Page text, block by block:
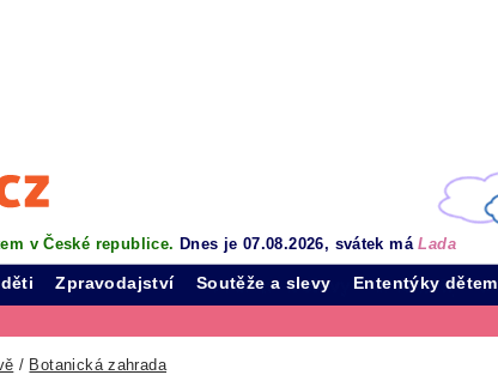
v České republice. Dnes je 07.08.2026, svátek máLada
Zpravodajství Soutěže a slevy Ententýky dětem
/ Botanická zahrada